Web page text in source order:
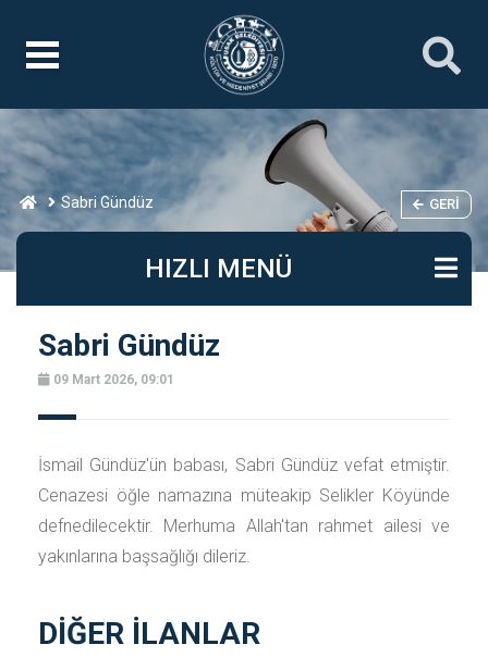
Sabri Gündüz GERI
HIZLI MENÜ
Sabri Gündüz
09 Mart 2026, 09:01
İsmail Gündüz'ün babası, Sabri Gündüz vefat etmiştir.
Cenazesi öğle namazına müteakip Selikler Köyünde
defnedilecektir. Merhuma Allah'tan rahmet ailesi ve
yakınlarına başsağlığı dileriz.
DİĞER İLANLAR